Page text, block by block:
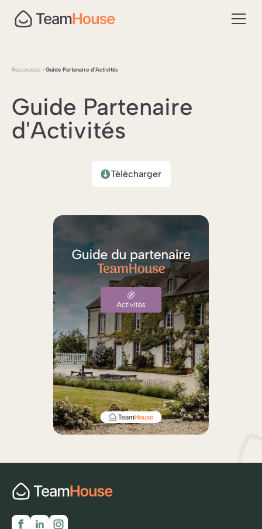
Ressources Guide Partenaire d'Activités
Guide Partenaire
d'Activités
Télécharger